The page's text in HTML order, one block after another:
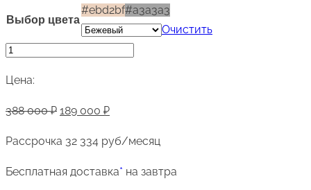
Выбор цвета
#ebd2bf#a3a3a3
Очистить
Количество
Массажное
кресло
Венера
Цена:
388 000₽ Первоначальная
составляла
388
189 000 ₽Текущая
189
000 ₽.
Рассрочка 32 334 руб/месяц
Бесплатная доставка* на завтра